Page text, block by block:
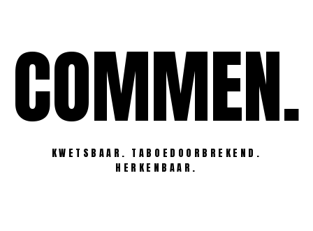
inhoudCOMMEN.
KWETSBAAR. TABOEDOORBREKEND.
HERKENBAAR.